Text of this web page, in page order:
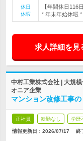
休日
休暇
【年間休日116
* 年末年始休暇 *
求人詳細を見
中村工業株式会社 | 大規
オニア企業
マンション改修工事
正社員 転勤なし 学歴
情報更新日：2026/07/17 終